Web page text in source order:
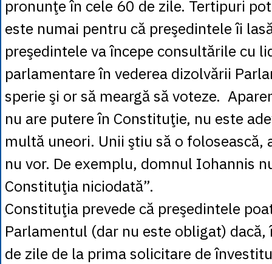
pronunţe în cele 60 de zile. Tertipuri
este numai pentru că preşedintele îi
preşedintele va începe consultările cu
parlamentare în vederea dizolvării
sperie şi or să meargă să voteze.
nu are putere în Constituţie, nu este
multă uneori. Unii ştiu să o
nu vor. De exemplu, domnul Iohannis
Constituţia niciodată”.
Constituţia prevede că preşedintele
Parlamentul (dar nu este obligat)
de zile de la prima solicitare de